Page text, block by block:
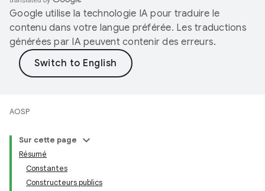
Google utilise la technologie IA pour traduire le
contenu dans votre langue préférée. Les traductions
générées par IA peuvent contenir des erreurs.
AOSP
Sur cette page
Résumé
Constantes
Constructeurs publics